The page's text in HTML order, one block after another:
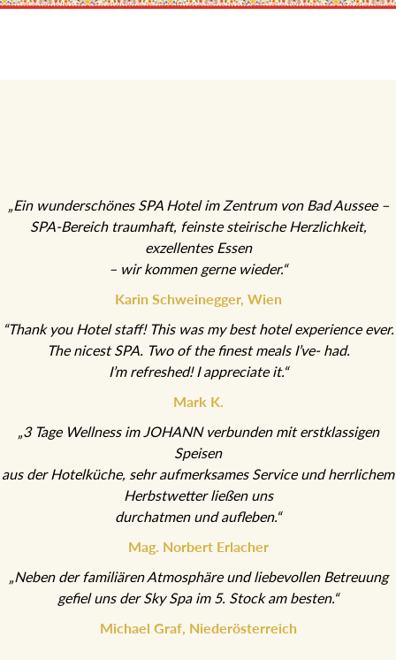
„Ein wunderschönes SPA Hotel im Zentrum von Bad Aussee –
SPA-Bereich traumhaft, feinste steirische Herzlichkeit,
exzellentes Essen
– wir kommen gerne wieder.“
Karin Schweinegger, Wien
“Thank you Hotel staff! This was my best hotel experience ever.
The nicest SPA. Two of the finest meals I’ve- had.
I’m refreshed! I appreciate it.“
Mark K.
„3 Tage Wellness im JOHANN verbunden mit erstklassigen
Speisen
aus der Hotelküche, sehr aufmerksames Service und herrlichem
Herbstwetter ließen uns
durchatmen und aufleben.“
Mag. Norbert Erlacher
„Neben der familiären Atmosphäre und liebevollen Betreuung
gefiel uns der Sky Spa im 5. Stock am besten.“
Michael Graf, Niederösterreich